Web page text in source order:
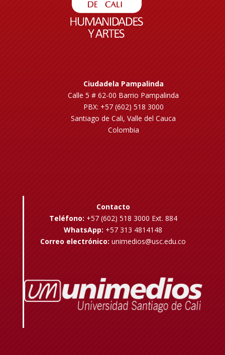
Ciudadela Pampalinda
Calle 5 # 62-00 Barrio Pampalinda
PBX: +57 (602) 518 3000
Santiago de Cali, Valle del Cauca
Colombia
Contacto
Teléfono: +57 (602) 518 3000 Ext. 884
WhatsApp: +57 313 4814148
Correo electrónico: unimedios@usc.edu.co